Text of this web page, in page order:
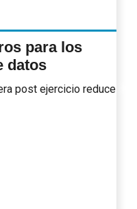
para los
datos